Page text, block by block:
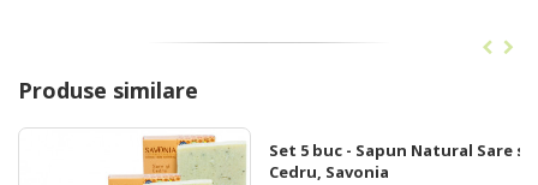
Produse similare
Set 5 buc - Sapun Natural Sare si
Cedru, Savonia